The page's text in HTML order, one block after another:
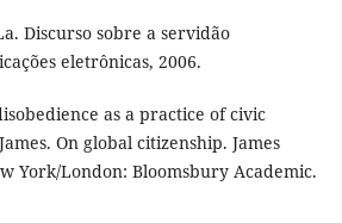
Discurso sobre a servidão
eletrônicas, 2006.
as a practice of civic
On global citizenship. James
York/London: Bloomsbury Academic.